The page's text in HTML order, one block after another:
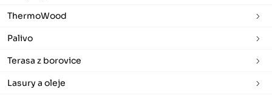
ThermoWood
Palivo
Terasa z borovice
Lasury a oleje